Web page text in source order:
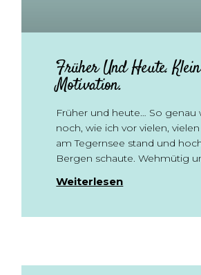
Früher Und Heute.
Motivation.
Früher und heute… So genau
noch, wie ich vor vielen,
am Tegernsee stand und
Bergen schaute. Wehmütig
Weiterlesen